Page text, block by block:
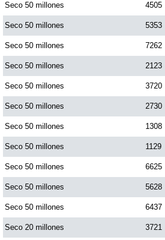
Seco 50 millones 4505
Seco 50 millones 5353
Seco 50 millones 7262
Seco 50 millones 2123
Seco 50 millones 3720
Seco 50 millones 2730
Seco 50 millones 1308
Seco 50 millones 1129
Seco 50 millones 6625
Seco 50 millones 5628
Seco 50 millones 6437
Seco 20 millones 3721